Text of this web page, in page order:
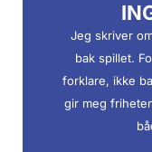
Jeg skriver
bak spillet.
forklare, ikke
gir meg